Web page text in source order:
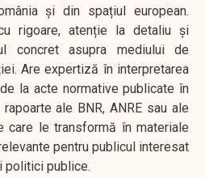
și din spațiul european.
rigoare, atenție la detaliu și
concret asupra mediului de
Are expertiză în interpretarea
la acte normative publicate în
ale BNR, ANRE sau ale
le transformă în materiale
pentru publicul interesat
politici publice.